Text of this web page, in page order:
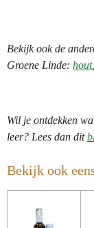
Bekijk ook de
Groene Linde: hout,
Wil je ontdekken
leer? Lees dan dit
Bekijk ook